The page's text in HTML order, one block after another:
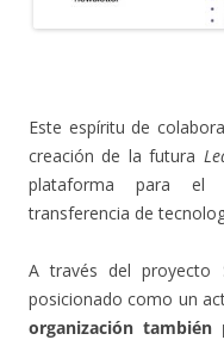
Este espíritu de
creación de la futura
plataforma para el
transferencia de
A través del proyecto
posicionado como un
organización